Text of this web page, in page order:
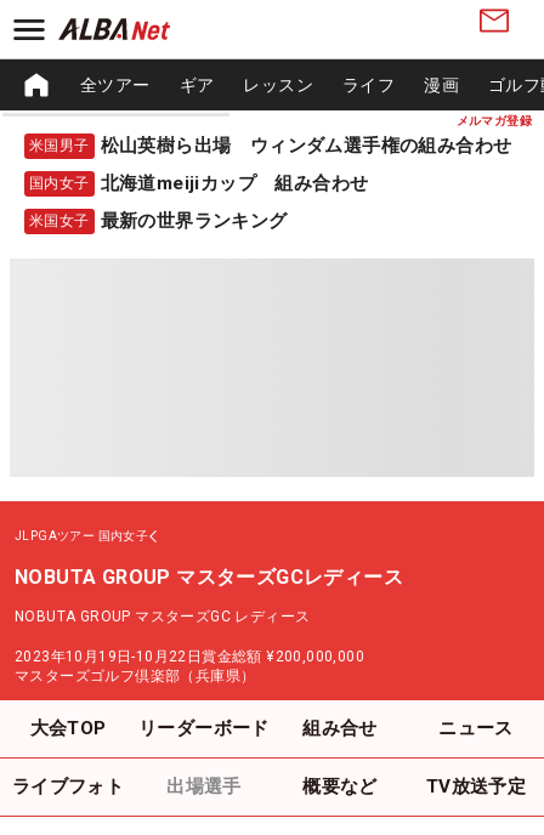
メルマガ登録
全ツアー ギア レッスン ライフ 漫画 ゴル
米国男子 松山英樹ら出場 ウィンダム選手権の組み合わせ
国内女子 北海道meijiカップ 組み合わせ
米国女子 最新の世界ランキング
JLPGAツアー 国内女子
NOBUTA GROUP マスターズGCレディース
NOBUTA GROUP マスターズGC レディース
2023年10月19日-10月22日賞金総額 ¥200,000,000
マスターズゴルフ倶楽部（兵庫県）
大会TOP リーダーボード 組み合せ ニュース
ライブフォト 出場選手 概要など TV放送予定